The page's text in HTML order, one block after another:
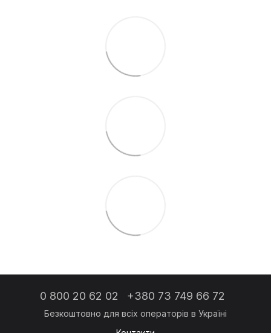
0 800 20 62 02 +380 73 749 66 72